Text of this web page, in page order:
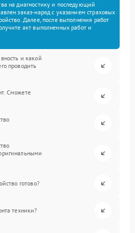
на диагностику и последующий
заказ-наряд с указанием страховых
Далее, после выполнения работ
акт выполненных работ и
и какой
проводить
Сможете
готово?
техники?